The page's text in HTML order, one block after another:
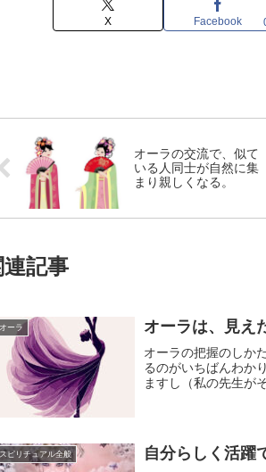
X Facebook
オーラの交流で、似て
いる人同士が自然に集
まり親しくなる。
連記事
オーラ オーラは、見え
オーラの把握のしか
るのがいちばんわか
ますし（私の先生が
スピリチュアル全般 自分らしく活躍